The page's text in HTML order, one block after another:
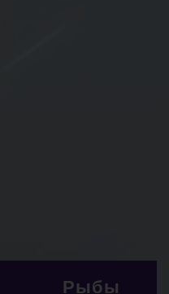
Рыбы